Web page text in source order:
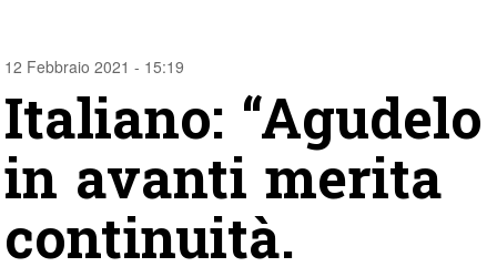
12 Febbraio 2021 - 15:19
Italiano: “Agudelo
in avanti merita
continuità.